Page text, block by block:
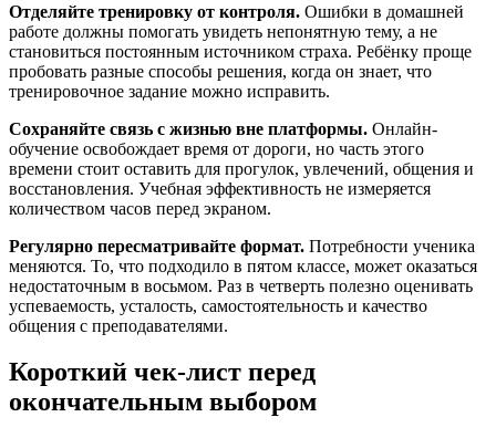
Отделяйте тренировку от контроля. Ошибки в домашней
работе должны помогать увидеть непонятную тему, а не
становиться постоянным источником страха. Ребёнку проще
пробовать разные способы решения, когда он знает, что
тренировочное задание можно исправить.
Сохраняйте связь с жизнью вне платформы. Онлайн-
обучение освобождает время от дороги, но часть этого
времени стоит оставить для прогулок, увлечений, общения и
восстановления. Учебная эффективность не измеряется
количеством часов перед экраном.
Регулярно пересматривайте формат. Потребности ученика
меняются. То, что подходило в пятом классе, может оказаться
недостаточным в восьмом. Раз в четверть полезно оценивать
успеваемость, усталость, самостоятельность и качество
общения с преподавателями.
Короткий чек-лист перед
окончательным выбором